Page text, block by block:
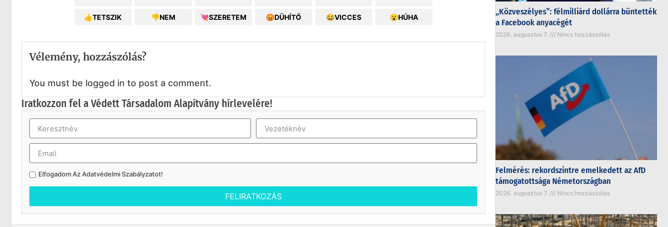
👍TETSZIK 👎NEM 💘SZERETEM 😡DÜHÍTŐ 😂VICCES 😮HÚHA
Vélemény, hozzászólás?
You must be logged in to post a comment.
Iratkozzon fel a Védett Társadalom Alapítvány hírlevelére!
Elfogadom AzAdatvédelmi Szabályzatot!
FELIRATKOZÁS
„Közveszélyes”: félmilliárd dollárra büntették
a Facebook anyacégét
2026. augusztus 7. Nincs hozzászólás
Felmérés: rekordszintre emelkedett az AfD
támogatottsága Németországban
2026. augusztus 7. Nincs hozzászólás